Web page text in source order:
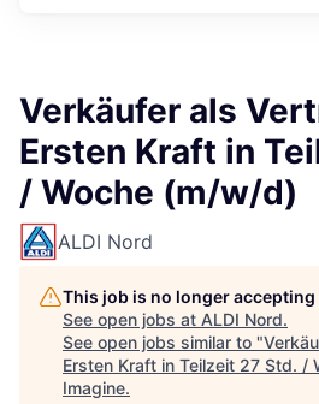
Verkäufer als
Ersten Kraft in
/ Woche (m/w/d)
ALDI Nord
This job is no longer
See open jobs at ALDI Nord.
See open jobs similar to "
Ersten Kraft in Teilzeit 27 Std. /
Imagine.